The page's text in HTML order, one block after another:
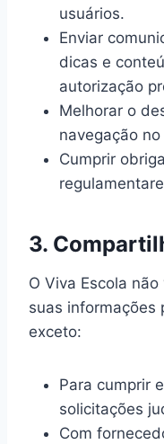
usuários.
Enviar
dicas e
autorização
Melhorar o
navegação
Cumprir
3.
O Viva Escola
suas informações
exceto:
Para cumprir
solicitações
Com